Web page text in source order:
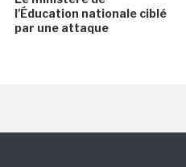
l'Éducation nationale ciblé
par une attaque